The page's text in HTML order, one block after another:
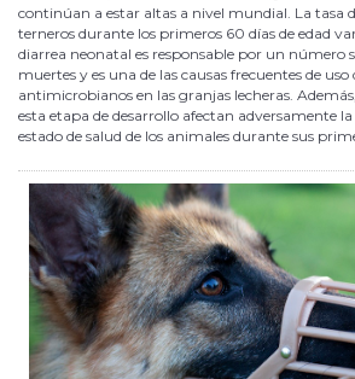
continúan a estar altas a nivel mundial. La tasa
terneros durante los primeros 60 días de edad
diarrea neonatal es responsable por un número
muertes y es una de las causas frecuentes de uso
antimicrobianos en las granjas lecheras.
esta etapa de desarrollo afectan adversamente
estado de salud de los animales durante sus